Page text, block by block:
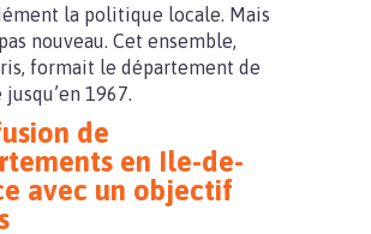
la politique locale. Mais
nouveau. Cet ensemble,
formait le département de
jusqu’en 1967.
de
en Ile-de-
avec un objectif